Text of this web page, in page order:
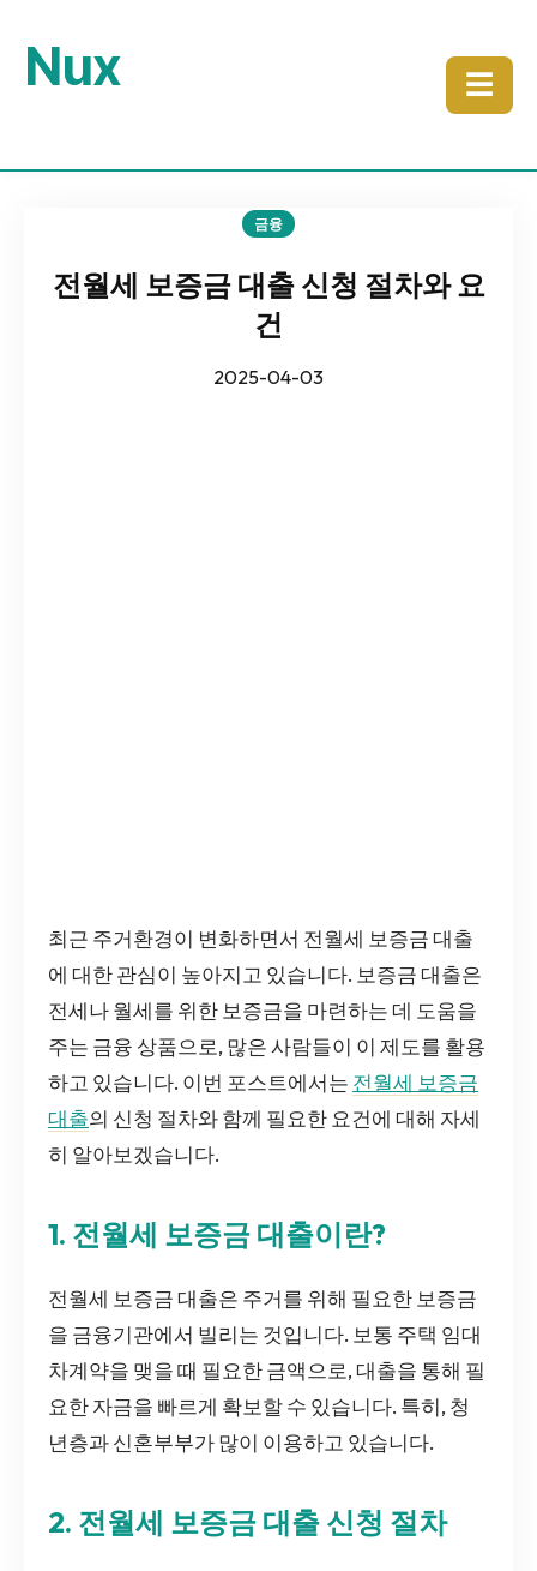
Nux ☰
금융
전월세 보증금 대출 신청 절차와 요
건
2025-04-03
최근 주거환경이 변화하면서 전월세 보증금 대출
에 대한 관심이 높아지고 있습니다. 보증금 대출은
전세나 월세를 위한 보증금을 마련하는 데 도움을
주는 금융 상품으로, 많은 사람들이 이 제도를 활용
하고 있습니다. 이번 포스트에서는 전월세 보증금
대출의 신청 절차와 함께 필요한 요건에 대해 자세
히 알아보겠습니다.
1. 전월세 보증금 대출이란?
전월세 보증금 대출은 주거를 위해 필요한 보증금
을 금융기관에서 빌리는 것입니다. 보통 주택 임대
차계약을 맺을 때 필요한 금액으로, 대출을 통해 필
요한 자금을 빠르게 확보할 수 있습니다. 특히, 청
년층과 신혼부부가 많이 이용하고 있습니다.
2. 전월세 보증금 대출 신청 절차